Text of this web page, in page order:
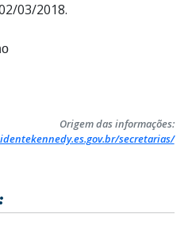
03/2018.
Origem das informações:
secretarias/